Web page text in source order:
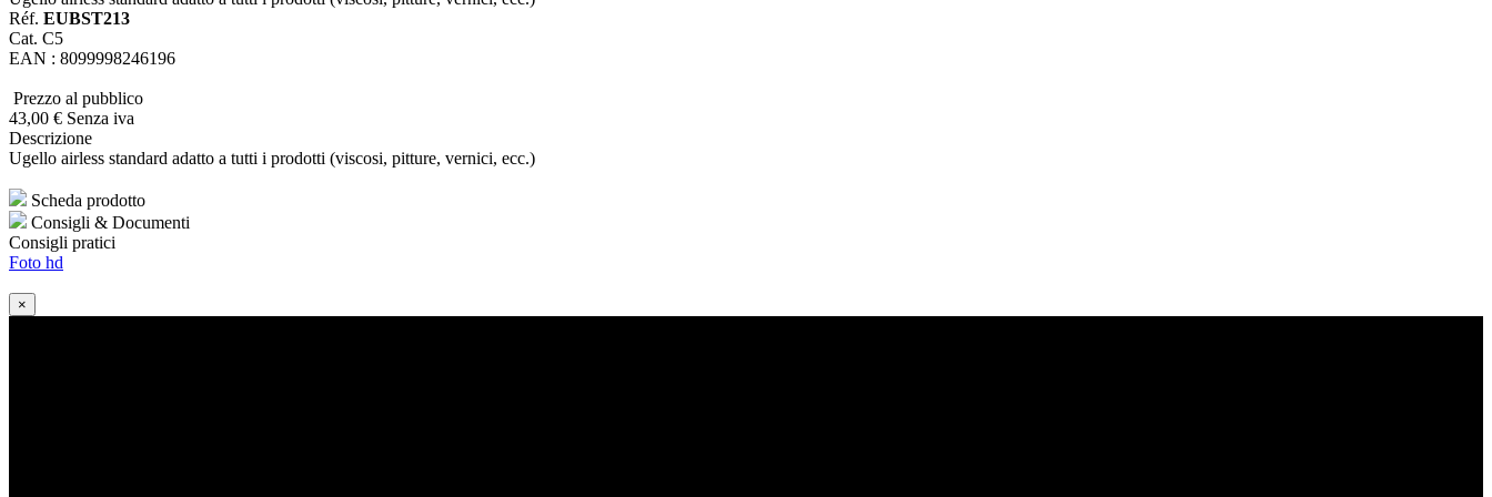
Réf. EUBST213
Cat. C5
EAN : 8099998246196
Prezzo al pubblico
43,00 € Senza iva
Descrizione
Ugello airless standard adatto a tutti i prodotti (viscosi, pitture, vernici, ecc.)
Scheda prodotto
Consigli & Documenti
Consigli pratici
Foto hd
×